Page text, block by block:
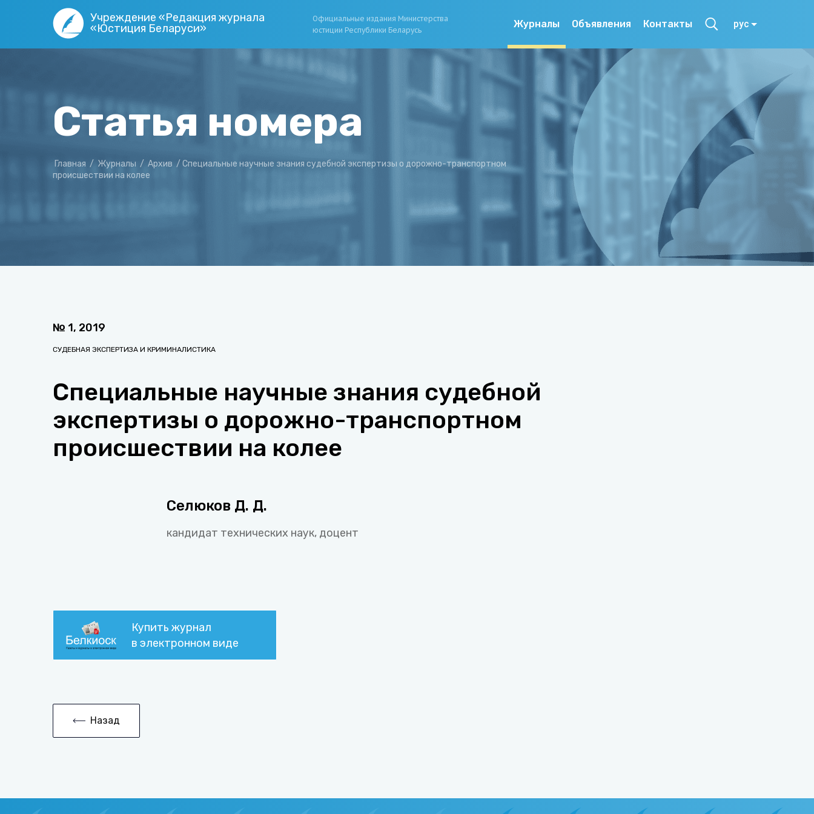
Учреждение «Редакция журнала
«Юстиция Беларуси»
Официальные издания Министерства
юстиции Республики Беларусь
Журналы Объявления Контакты рус
Статья номера
Главная / Журналы / Архив / Специальные научные знания судебной экспертизы о дорожно-транспортном
происшествии на колее
№ 1, 2019
СУДЕБНАЯ ЭКСПЕРТИЗА И КРИМИНАЛИСТИКА
Специальные научные знания судебной
экспертизы о дорожно-транспортном
происшествии на колее
Селюков Д. Д.
кандидат технических наук, доцент
Купить журнал
в электронном виде
Назад